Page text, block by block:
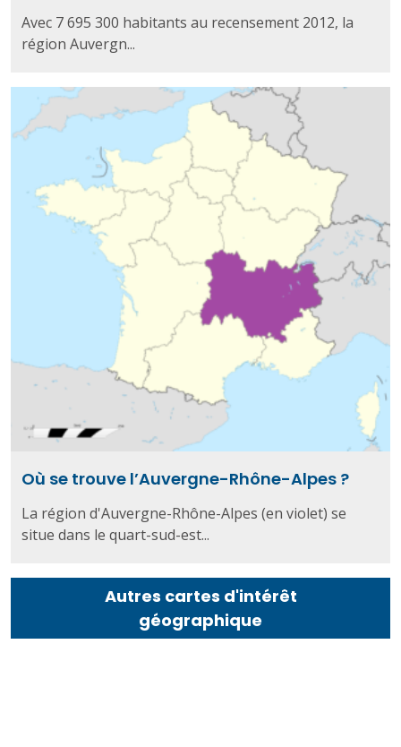
Avec 7 695 300 habitants au recensement 2012, la
région Auvergn...
Où se trouve l’Auvergne-Rhône-Alpes ?
La région d'Auvergne-Rhône-Alpes (en violet) se
situe dans le quart-sud-est...
Autres cartes d'intérêt
géographique